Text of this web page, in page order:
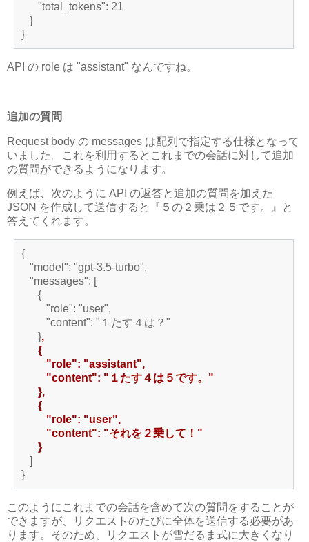
"total_tokens": 21
}
}
API の role は "assistant" なんですね。
追加の質問
Request body の messages は配列で指定する仕様となって
いました。これを利用するとこれまでの会話に対して追加
の質問ができるようになります。
例えば、次のように API の返答と追加の質問を加えた
JSON を作成して送信すると『５の２乗は２５です。』と
答えてくれます。
{
"model": "gpt-3.5-turbo",
"messages": [
{
"role": "user",
"content": "１たす４は？"
},
{
"role": "assistant",
"content": "１たす４は５です。"
},
{
"role": "user",
"content": "それを２乗して！"
}
]
}
このようにこれまでの会話を含めて次の質問をすることが
できますが、リクエストのたびに全体を送信する必要があ
ります。そのため、リクエストが雪だるま式に大きくなり